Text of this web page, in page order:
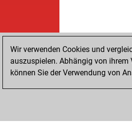
Wir verwenden Cookies und
auszuspielen. Abhängig von ihrem
können Sie der Verwendung von